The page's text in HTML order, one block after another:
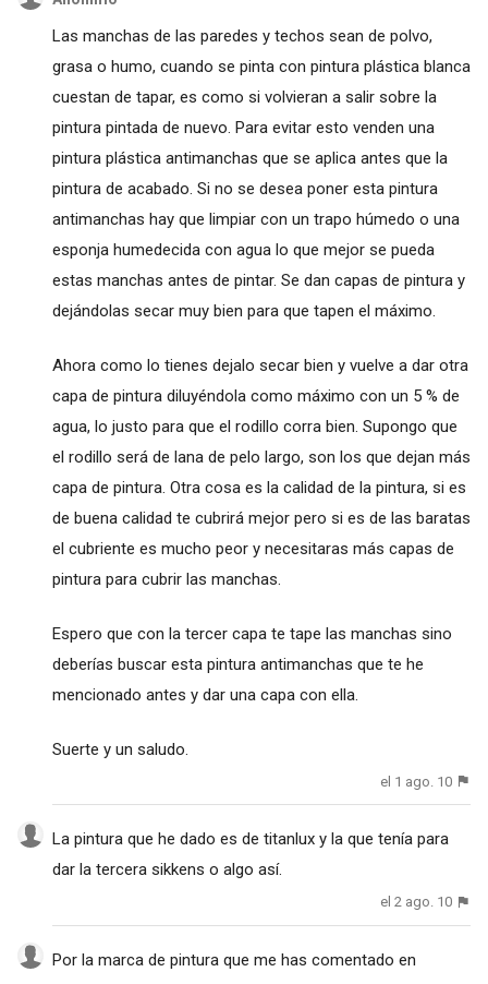
Las manchas de las paredes y techos sean de polvo,
grasa o humo, cuando se pinta con pintura plástica blanca
cuestan de tapar, es como si volvieran a salir sobre la
pintura pintada de nuevo. Para evitar esto venden una
pintura plástica antimanchas que se aplica antes que la
pintura de acabado. Si no se desea poner esta pintura
antimanchas hay que limpiar con un trapo húmedo o una
esponja humedecida con agua lo que mejor se pueda
estas manchas antes de pintar. Se dan capas de pintura y
dejándolas secar muy bien para que tapen el máximo.
Ahora como lo tienes dejalo secar bien y vuelve a dar otra
capa de pintura diluyéndola como máximo con un 5 % de
agua, lo justo para que el rodillo corra bien. Supongo que
el rodillo será de lana de pelo largo, son los que dejan más
capa de pintura. Otra cosa es la calidad de la pintura, si es
de buena calidad te cubrirá mejor pero si es de las baratas
el cubriente es mucho peor y necesitaras más capas de
pintura para cubrir las manchas.
Espero que con la tercer capa te tape las manchas sino
deberías buscar esta pintura antimanchas que te he
mencionado antes y dar una capa con ella.
Suerte y un saludo.
el 1 ago. 10
La pintura que he dado es de titanlux y la que tenía para
dar la tercera sikkens o algo así.
el 2 ago. 10
Por la marca de pintura que me has comentado en